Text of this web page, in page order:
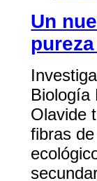
Un
Biología
Olavide
fibras